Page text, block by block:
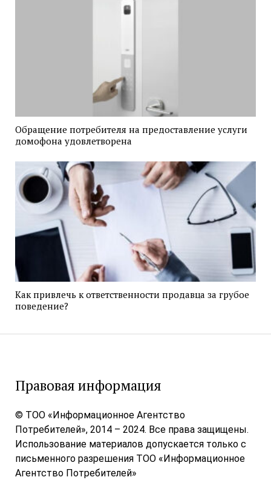
Обращение потребителя на предоставление услуги
домофона удовлетворена
Как привлечь к ответственности продавца за грубое
поведение?
Правовая информация
© ТОО «Информационное Агентство
Потребителей», 2014 – 2024. Все права защищены.
Использование материалов допускается только с
письменного разрешения ТОО «Информационное
Агентство Потребителей»